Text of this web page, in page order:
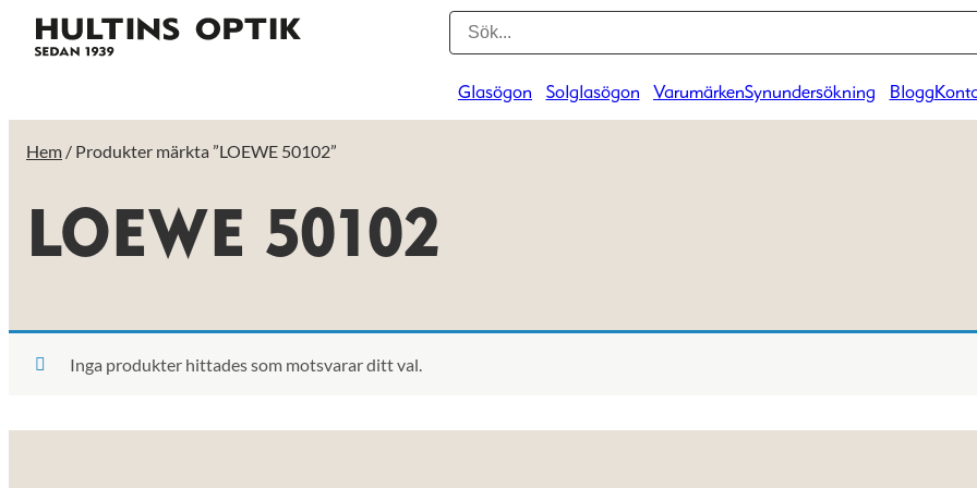
Glasögon Solglasögon VarumärkenSynundersökning Blogg
Hem / Produkter märkta ”LOEWE 50102”
LOEWE 50102
Inga produkter hittades som motsvarar ditt val.